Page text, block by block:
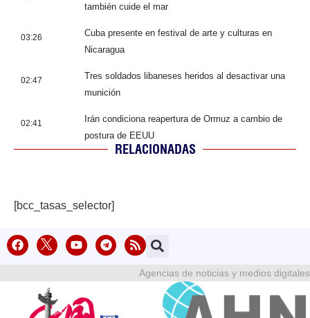
también cuide el mar
03:26
Cuba presente en festival de arte y culturas en
Nicaragua
02:47
Tres soldados libaneses heridos al desactivar una
munición
02:41
Irán condiciona reapertura de Ormuz a cambio de
postura de EEUU
RELACIONADAS
[bcc_tasas_selector]
Agencias de noticias y medios digitales